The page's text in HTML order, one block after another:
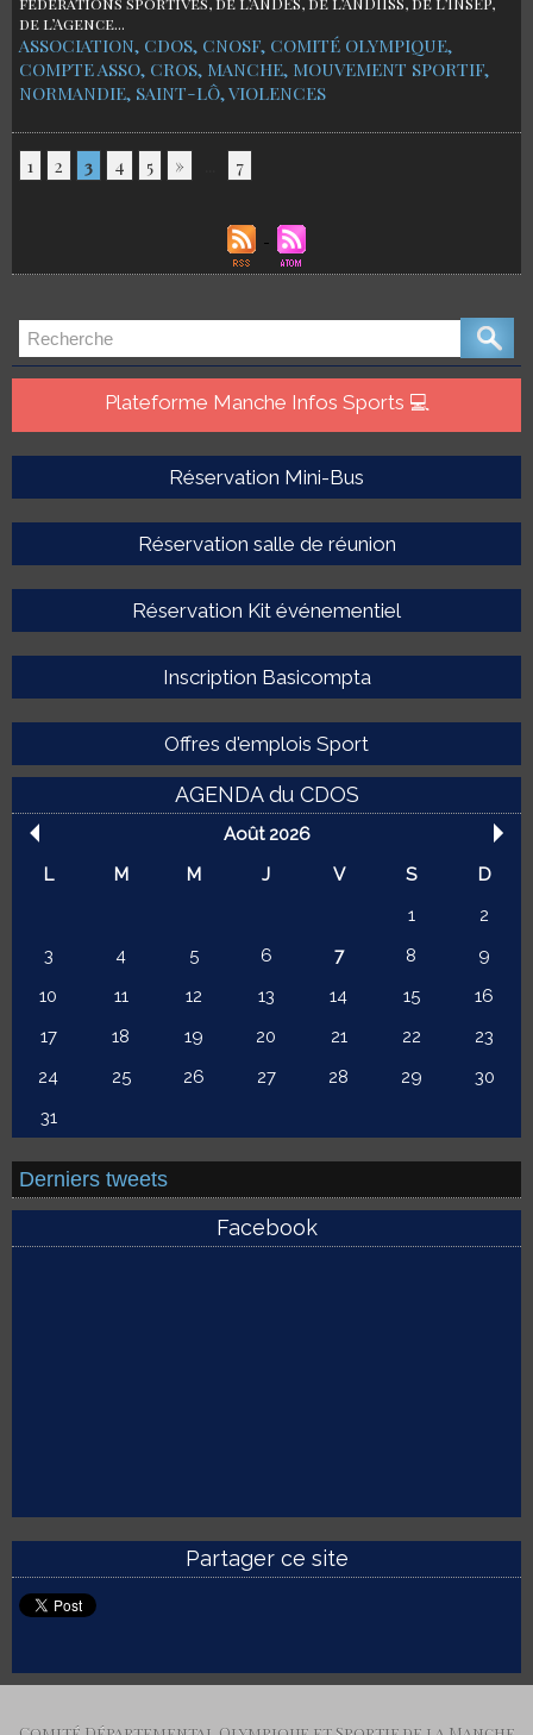
de l’Agence...
ASSOCIATION, CDOS, CNOSF, COMITÉ OLYMPIQUE,
COMPTE ASSO, CROS, MANCHE, MOUVEMENT SPORTIF,
NORMANDIE, SAINT-LÔ,VIOLENCES
1 2 3 4 5 » 7
Plateforme Manche Infos Sports 💻
Réservation Mini-Bus
Réservation salle de réunion
Réservation Kit événementiel
Inscription Basicompta
Offres d'emplois Sport
AGENDA du CDOS
Août 2026
L
M M J V S
D
1
2
3
4 5 6 7 8
9
10
11 12 13 14 15
16
17
18 19 20 21 22
23
24
25 26 27 28 29
30
31
Derniers tweets
Facebook
Partager ce site